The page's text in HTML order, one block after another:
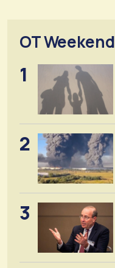
OT Weekend
1
2
3